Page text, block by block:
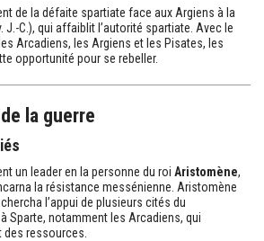
de la défaite spartiate face aux Argiens à la
J.-C.), qui affaiblit l’autorité spartiate. Avec le
Arcadiens, les Argiens et les Pisates, les
opportunité pour se rebeller.
la guerre
un leader en la personne du roi Aristomène,
la résistance messénienne. Aristomène
l’appui de plusieurs cités du
Sparte, notamment les Arcadiens, qui
ressources.